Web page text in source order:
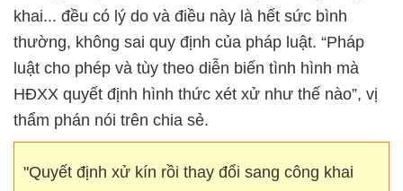
khai... đều có lý do và điều này là hết sức bình
thường, không sai quy định của pháp luật. “Pháp
luật cho phép và tùy theo diễn biến tình hình mà
HĐXX quyết định hình thức xét xử như thế nào”, vị
thẩm phán nói trên chia sẻ.
"Quyết định xử kín rồi thay đổi sang công khai